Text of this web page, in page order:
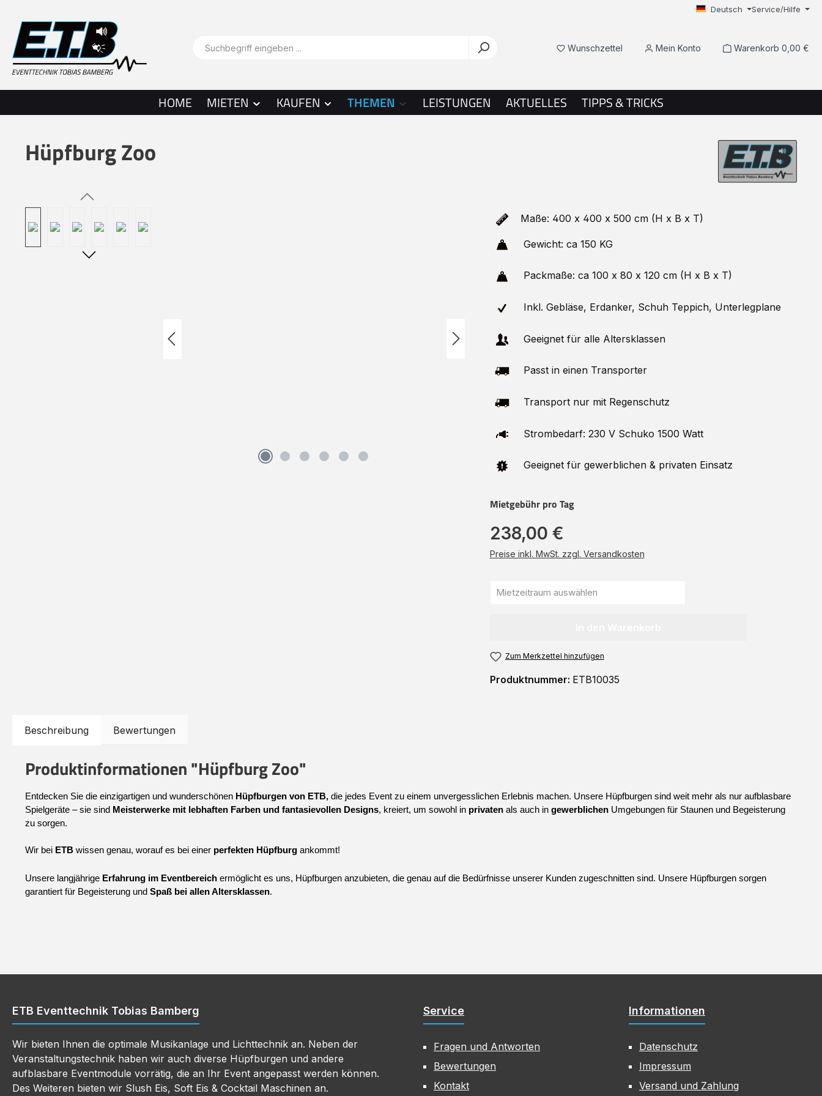
Deutsch Service/Hilfe
Wunschzettel Du hast 0 Produkte auf dem Merkzettel
Mein Konto Warenkorb 0,00 €
HOME MIETEN KAUFEN THEMEN LEISTUNGEN AKTUELLES TIPPS & TRICKS
Hüpfburg Zoo
Maße: 400 x 400 x 500 cm (H x B x T)
Gewicht: ca 150 KG
Packmaße: ca 100 x 80 x 120 cm (H x B x T)
Inkl. Gebläse, Erdanker, Schuh Teppich, Unterlegplane
Geeignet für alle Altersklassen
Passt in einen Transporter
Transport nur mit Regenschutz
Strombedarf: 230 V Schuko 1500 Watt
Geeignet für gewerblichen & privaten Einsatz
Mietgebühr pro Tag
238,00 €
Preise inkl. MwSt. zzgl. Versandkosten
Zum Merkzettel hinzufügen
Produktnummer: ETB10035
Beschreibung Bewertungen
Produktinformationen "Hüpfburg Zoo"
Entdecken Sie die einzigartigen und wunderschönen Hüpfburgen von ETB, die jedes Event zu einem unvergesslichen Erlebnis machen. Unsere Hüpfburgen sind weit mehr als nur aufblasbare
Spielgeräte – sie sind Meisterwerke mit lebhaften Farben und fantasievollen Designs, kreiert, um sowohl in privaten als auch in gewerblichen Umgebungen für Staunen und Begeisterung
zu sorgen.
Wir bei ETB wissen genau, worauf es bei einer perfekten Hüpfburg ankommt!
Unsere langjährige Erfahrung im Eventbereich ermöglicht es uns, Hüpfburgen anzubieten, die genau auf die Bedürfnisse unserer Kunden zugeschnitten sind. Unsere Hüpfburgen sorgen
garantiert für Begeisterung und Spaß bei allen Altersklassen.
ETB Eventtechnik Tobias Bamberg
Wir bieten Ihnen die optimale Musikanlage und Lichttechnik an. Neben der
Veranstaltungstechnik haben wir auch diverse Hüpfburgen und andere
aufblasbare Eventmodule vorrätig, die an Ihr Event angepasst werden können.
Des Weiteren bieten wir Slush Eis, Soft Eis & Cocktail Maschinen an.
Service
Fragen und Antworten
Bewertungen
Kontakt
Informationen
Datenschutz
Impressum
Versand und Zahlung